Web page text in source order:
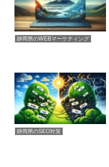
静岡県のWEBマーケティング
静岡県のSEO対策